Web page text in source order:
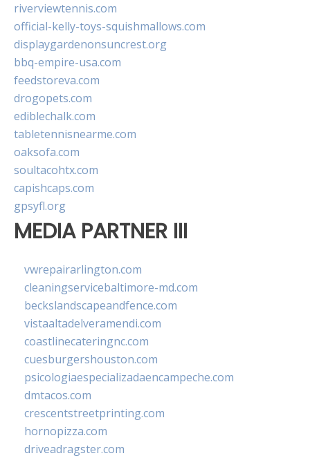
riverviewtennis.com
official-kelly-toys-squishmallows.com
displaygardenonsuncrest.org
bbq-empire-usa.com
feedstoreva.com
drogopets.com
ediblechalk.com
tabletennisnearme.com
oaksofa.com
soultacohtx.com
capishcaps.com
gpsyfl.org
MEDIA PARTNER III
vwrepairarlington.com
cleaningservicebaltimore-md.com
beckslandscapeandfence.com
vistaaltadelveramendi.com
coastlinecateringnc.com
cuesburgershouston.com
psicologiaespecializadaencampeche.com
dmtacos.com
crescentstreetprinting.com
hornopizza.com
driveadragster.com